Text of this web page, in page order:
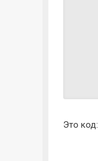
Это код: